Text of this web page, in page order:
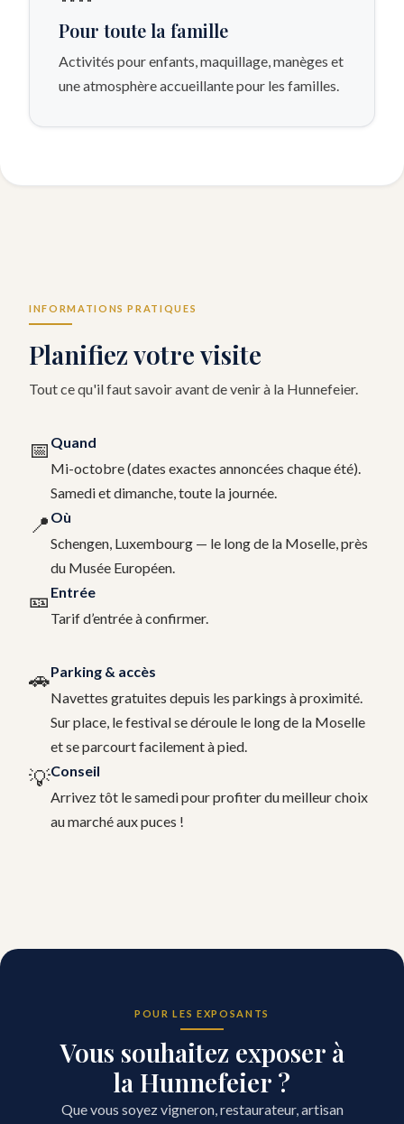
Pour toute la famille
Activités pour enfants, maquillage, manèges et
une atmosphère accueillante pour les familles.
INFORMATIONS PRATIQUES
Planifiez votre visite
Tout ce qu'il faut savoir avant de venir à la Hunnefeier.
📅 Quand
Mi-octobre (dates exactes annoncées chaque été).
Samedi et dimanche, toute la journée.
📍 Où
Schengen, Luxembourg — le long de la Moselle, près
du Musée Européen.
🎫 Entrée
Tarif d’entrée à confirmer.
🚗Parking & accès
Navettes gratuites depuis les parkings à proximité.
Sur place, le festival se déroule le long de la Moselle
et se parcourt facilement à pied.
💡Conseil
Arrivez tôt le samedi pour profiter du meilleur choix
au marché aux puces !
POUR LES EXPOSANTS
Vous souhaitez exposer à
la Hunnefeier ?
Que vous soyez vigneron, restaurateur, artisan